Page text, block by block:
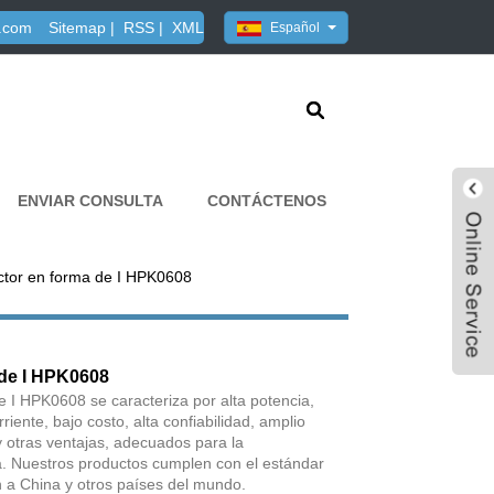
Español
Sitemap | RSS | XML
ENVIAR CONSULTA CONTÁCTENOS
en forma de I HPK0608
I HPK0608
I HPK0608 se caracteriza por alta potencia,
bajo costo, alta confiabilidad, amplio
otras ventajas, adecuados para la
Nuestros productos cumplen con el estándar
China y otros países del mundo.